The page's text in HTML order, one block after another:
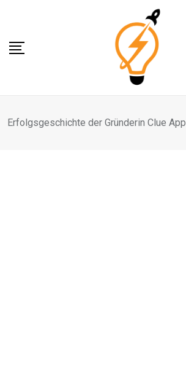
content
Erfolgsgeschichte der Gründerin Clue App